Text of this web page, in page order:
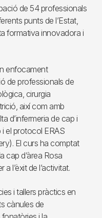
de 54 professionals
punts de l’Estat,
formativa innovadora i
enfocament
de professionals de
cirurgia
així com amb
d’infermeria de cap i
i el protocol ERAS
El curs ha comptat
cap d’àrea Rosa
l’èxit de l’activitat.
i tallers pràctics en
cànules de